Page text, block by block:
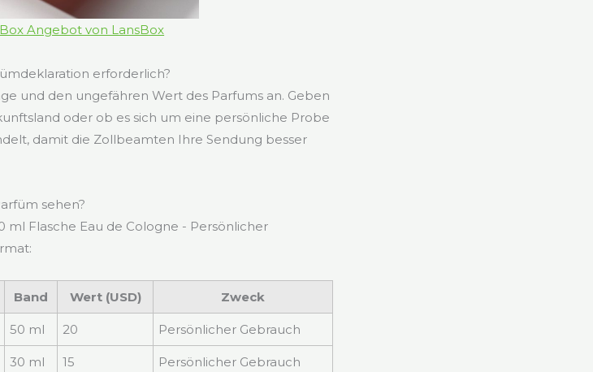
Angebot von LansBox
erforderlich?
und den ungefähren Wert des Parfums an. Geben
oder ob es sich um eine persönliche Probe
damit die Zollbeamten Ihre Sendung besser
sehen?
ml Flasche Eau de Cologne - Persönlicher
Band Wert (USD) Zweck
50 ml 20 Persönlicher Gebrauch
30 ml 15 Persönlicher Gebrauch